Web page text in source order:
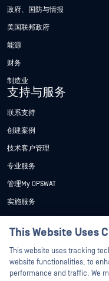
政府、国防与情报
美国联邦政府
能源
财务
制造业
支持与服务
联系支持
创建案例
技术客户管理
专业服务
管理My OPSWAT
实施服务
技术文档
培训
漏洞计划
This Website Uses
This website uses tracking
website functionalities, to
performance and traffic. We
I'm
How